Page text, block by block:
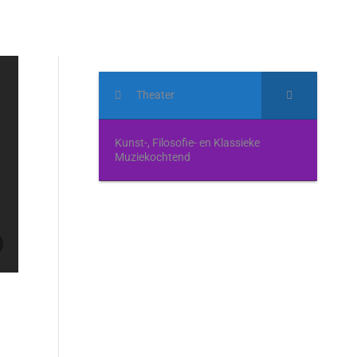
Theater
Kunst-, Filosofie- en Klassieke
Muziekochtend